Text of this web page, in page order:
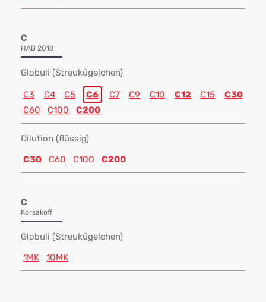
C
HAB 2018
Globuli (Streukügelchen)
C3 C4 C5 C6 C7 C9 C10 C12 C15
C30
C60
C100 C200
Dilution (flüssig)
C30
C60 C100 C200
C
Korsakoff
Globuli (Streukügelchen)
1MK
10MK